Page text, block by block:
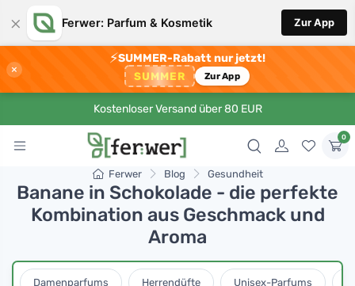
× Ferwer: Parfum & Kosmetik Zur App
×
⚡SUMMER-Rabatt nur jetzt!
SUMMER Zur App
Kostenloser Versand über 80 EUR
0
Ferwer Blog Gesundheit
Banane in Schokolade - die perfekte
Kombination aus Geschmack und
Aroma
Damenparfums Herrendüfte Unisex-Parfums